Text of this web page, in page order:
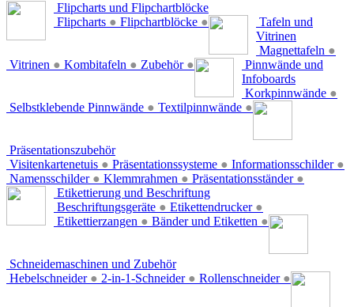
Flipcharts und Flipchartblöcke
Flipcharts ● Flipchartblöcke ●
Tafeln und
Vitrinen
Magnettafeln ●
Vitrinen ● Kombitafeln ● Zubehör ●
Pinnwände und
Infoboards
Korkpinnwände ●
Selbstklebende Pinnwände ● Textilpinnwände ●
Präsentationszubehör
Visitenkartenetuis ● Präsentationssysteme ● Informationsschilder ●
Namensschilder ● Klemmrahmen ● Präsentationsständer ●
Etikettierung und Beschriftung
Beschriftungsgeräte ● Etikettendrucker ●
Etikettierzangen ● Bänder und Etiketten ●
Schneidemaschinen und Zubehör
Hebelschneider ● 2-in-1-Schneider ● Rollenschneider ●